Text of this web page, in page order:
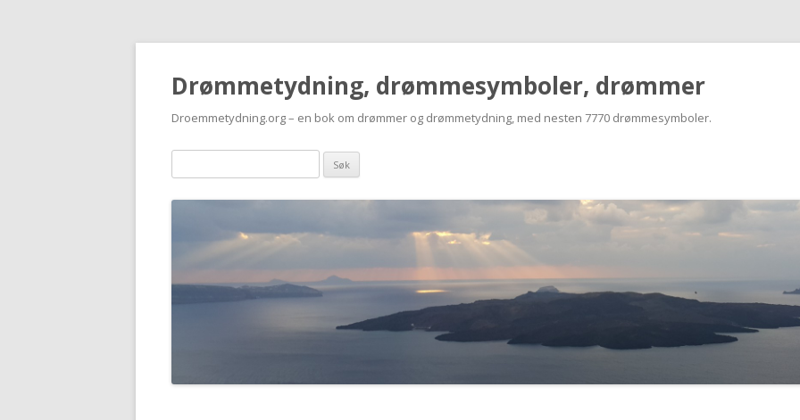
Drømmetydning, drømmesymboler, drømmer
Droemmetydning.org – en bok om drømmer og drømmetydning, med nesten 7770 drømmesymboler.
søk: